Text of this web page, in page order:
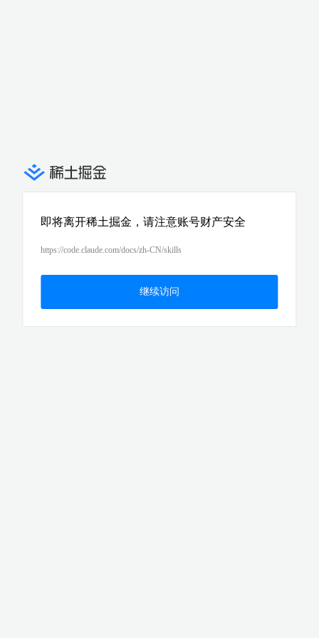
即将离开稀土掘金，请注意账号财产安全
https://code.claude.com/docs/zh-CN/skills
继续访问